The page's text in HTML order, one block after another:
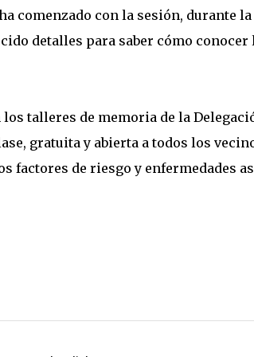
comenzado con la sesión, durante
detalles para saber cómo
talleres de memoria de la
gratuita y abierta a todos los
factores de riesgo y enfermedades